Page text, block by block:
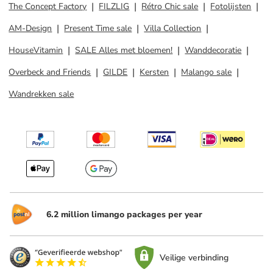
The Concept Factory
FILZLIG Rétro Chic sale
Fotolijsten
AM-Design
Present Time sale
Villa Collection
HouseVitamin
SALE Alles met bloemen!
Wanddecoratie
Overbeck and Friends
GILDE Kersten
Malango sale
Wandrekken sale
6.2 million limango packages per year
Veilige verbinding